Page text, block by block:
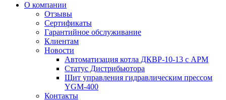
О компании
Отзывы
Сертификаты
Гарантийное обслуживание
Клиентам
Новости
Автоматизация котла ДКВР-10-13 с АРМ
Статус Дистрибьютора
Щит управления гидравлическим прессом
YGM-400
Контакты